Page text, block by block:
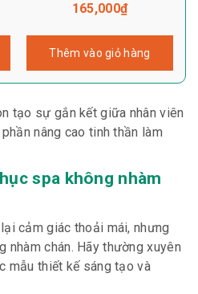
165,000₫
Thêm vào giỏ hàng
tạo sự gắn kết giữa nhân viên
nâng cao tinh thần làm
spa không nhàm
cảm giác thoải mái, nhưng
nhàm chán. Hãy thường xuyên
mẫu thiết kế sáng tạo và